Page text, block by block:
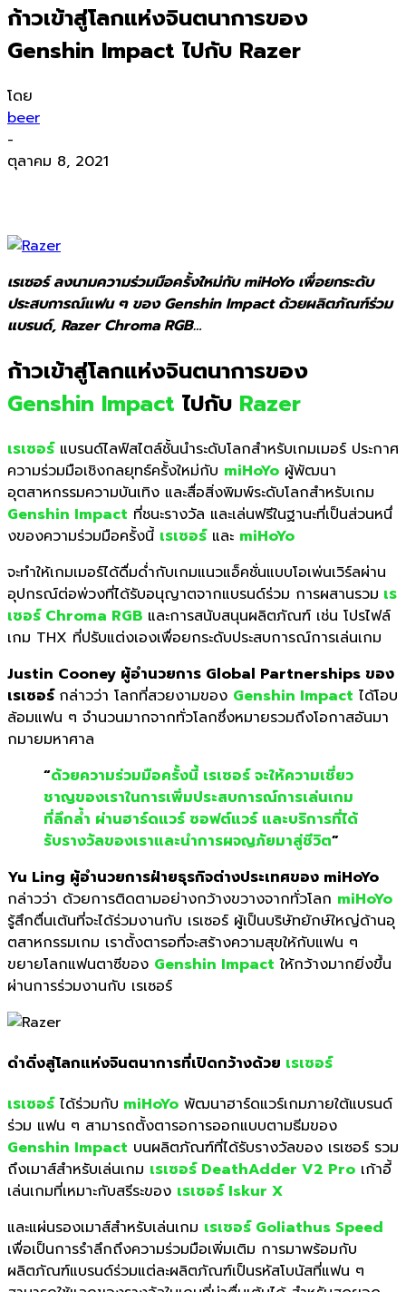
ก้าวเข้าสู่โลกแห่งจินตนาการของ
Genshin Impact ไปกับ Razer
โดย
beer
-
ตุลาคม 8, 2021
เรเซอร์ ลงนามความร่วมมือครั้งใหม่กับ miHoYo เพื่อยกระดับ
ประสบการณ์แฟน ๆ ของ Genshin Impact ด้วยผลิตภัณฑ์ร่วม
แบรนด์, Razer Chroma RGB…
ก้าวเข้าสู่โลกแห่งจินตนาการของ
Genshin Impact ไปกับ Razer
เรเซอร์แบรนด์ไลฟ์สไตล์ชั้นนำระดับโลกสำหรับเกมเมอร์ ประกาศ
ความร่วมมือเชิงกลยุทธ์ครั้งใหม่กับ miHoYo ผู้พัฒนา
อุตสาหกรรมความบันเทิง และสื่อสิ่งพิมพ์ระดับโลกสำหรับเกม
Genshin Impact ที่ชนะรางวัล และเล่นฟรีในฐานะที่เป็นส่วนหนึ่
งของความร่วมมือครั้งนี้ เรเซอร์และ miHoYo
จะทำให้เกมเมอร์ได้ดื่มด่ำกับเกมแนวแอ็คชั่นแบบโอเพ่นเวิร์ลผ่าน
อุปกรณ์ต่อพ่วงที่ได้รับอนุญาตจากแบรนด์ร่วม การผสานรวม เร
เซอร์ Chroma RGB และการสนับสนุนผลิตภัณฑ์ เช่น โปรไฟล์
เกม THX ที่ปรับแต่งเองเพื่อยกระดับประสบการณ์การเล่นเกม
Justin Cooney ผู้อำนวยการ Global Partnerships ของ
เรเซอร์ กล่าวว่า โลกที่สวยงามของ Genshin Impact ได้โอบ
ล้อมแฟน ๆ จำนวนมากจากทั่วโลกซึ่งหมายรวมถึงโอกาสอันมา
กมายมหาศาล
“ด้วยความร่วมมือครั้งนี้ เรเซอร์ จะให้ความเชี่ยว
ชาญของเราในการเพิ่มประสบการณ์การเล่นเกม
ที่ลึกล้ำ ผ่านฮาร์ดแวร์ ซอฟต์แวร์ และบริการที่ได้
รับรางวัลของเราและนำการผจญภัยมาสู่ชีวิต”
Yu Ling ผู้อำนวยการฝ่ายธุรกิจต่างประเทศของ miHoYo
กล่าวว่า ด้วยการติดตามอย่างกว้างขวางจากทั่วโลก miHoYo
รู้สึกตื่นเต้นที่จะได้ร่วมงานกับ เรเซอร์ ผู้เป็นบริษัทยักษ์ใหญ่ด้านอุ
ตสาหกรรมเกม เราตั้งตารอที่จะสร้างความสุขให้กับแฟน ๆ
ขยายโลกแฟนตาซีของ Genshin Impact ให้กว้างมากยิ่งขึ้น
ผ่านการร่วมงานกับ เรเซอร์
ดำดิ่งสู่โลกแห่งจินตนาการที่เปิดกว้างด้วย เรเซอร์
เรเซอร์ได้ร่วมกับ miHoYo พัฒนาฮาร์ดแวร์เกมภายใต้แบรนด์
ร่วม แฟน ๆ สามารถตั้งตารอการออกแบบตามธีมของ
Genshin Impact บนผลิตภัณฑ์ที่ได้รับรางวัลของ เรเซอร์ รวม
ถึงเมาส์สำหรับเล่นเกม เรเซอร์ DeathAdder V2 Pro เก้าอี้
เล่นเกมที่เหมาะกับสรีระของ เรเซอร์ Iskur X
และแผ่นรองเมาส์สำหรับเล่นเกม เรเซอร์ Goliathus Speed
เพื่อเป็นการรำลึกถึงความร่วมมือเพิ่มเติม การมาพร้อมกับ
ผลิตภัณฑ์แบรนด์ร่วมแต่ละผลิตภัณฑ์เป็นรหัสโบนัสที่แฟน ๆ